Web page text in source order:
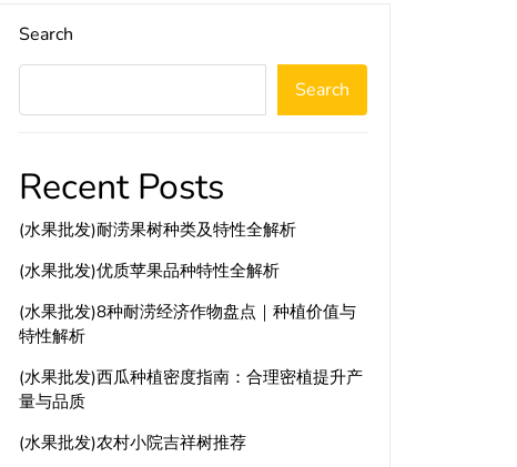
Search
Search
Recent Posts
(水果批发)耐涝果树种类及特性全解析
(水果批发)优质苹果品种特性全解析
(水果批发)8种耐涝经济作物盘点｜种植价值与
特性解析
(水果批发)西瓜种植密度指南：合理密植提升产
量与品质
(水果批发)农村小院吉祥树推荐